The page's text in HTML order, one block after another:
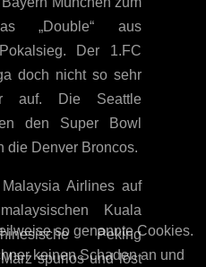
„Double“ aus
Der 1.FC
doch nicht so sehr
auf. Die Seattle
den Super Bowl
die Denver Broncos.
Airlines auf
Kuala
Peking
spurlos und löst
so genannte Cookies.
keinen Schaden an und